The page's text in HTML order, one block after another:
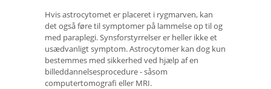
Hvis astrocytomet er placeret i rygmarven, kan
det også føre til symptomer på lammelse op til og
med paraplegi. Synsforstyrrelser er heller ikke et
usædvanligt symptom. Astrocytomer kan dog kun
bestemmes med sikkerhed ved hjælp af en
billeddannelsesprocedure - såsom
computertomografi eller MRI.